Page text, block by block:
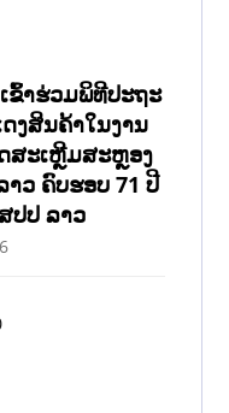
ຂົ້າຮ່ວມພິທີປະຖະ
ງສິນຄ້າໃນງານ
ສະເຫຼີມສະຫຼອງ
ວ ຄົບຮອບ 71 ປີ
ປປ ລາວ